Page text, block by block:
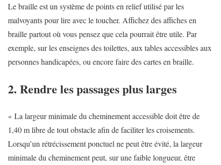
Le braille est un système de points en relief utilisé par les
malvoyants pour lire avec le toucher. Affichez des affiches en
braille partout où vous pensez que cela pourrait être utile. Par
exemple, sur les enseignes des toilettes, aux tables accessibles aux
personnes handicapées, ou encore faire des cartes en braille.
2. Rendre les passages plus larges
« La largeur minimale du cheminement accessible doit être de
1,40 m libre de tout obstacle afin de faciliter les croisements.
Lorsqu’un rétrécissement ponctuel ne peut être évité, la largeur
minimale du cheminement peut, sur une faible longueur, être